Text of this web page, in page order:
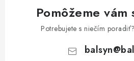
Pomôžeme vám
Potrebujete s niečím
balsyn@